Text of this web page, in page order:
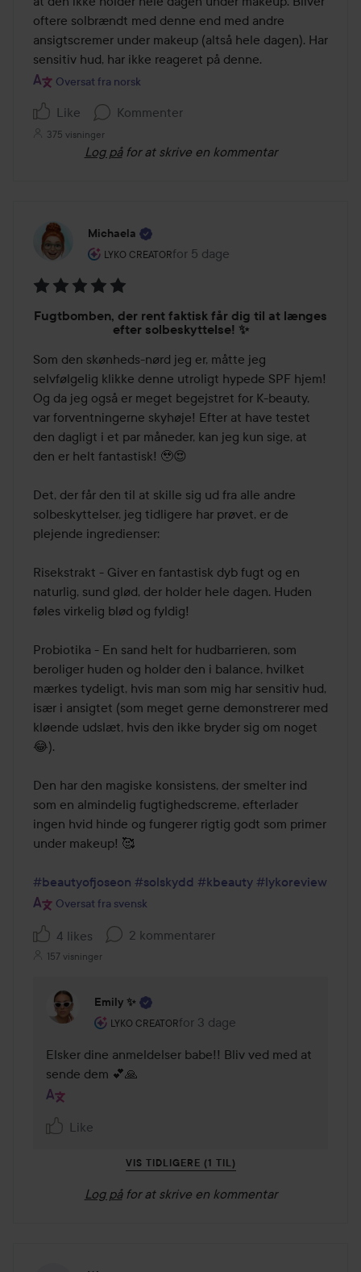
oftere solbrændt med denne end med andre
ansigtscremer under makeup (altså hele dagen). Har
sensitiv hud, har ikke reageret på denne.
Oversat fra norsk
Like Kommenter
375 visninger
Log på for at skrive en kommentar
Michaela
LYKO CREATOR
Brugerens rolle: Lyko Creator.
for 5 dage
Posten blev oprettet for 5 dage
5
af
5
Fugtbomben, der rent faktisk får dig til at længes
efter solbeskyttelse! ✨
Som den skønheds-nørd jeg er, måtte jeg
selvfølgelig klikke denne utroligt hypede SPF hjem!
Og da jeg også er meget begejstret for K-beauty,
var forventningerne skyhøje! Efter at have testet
den dagligt i et par måneder, kan jeg kun sige, at
den er helt fantastisk! 🥹😍
Det, der får den til at skille sig ud fra alle andre
solbeskyttelser, jeg tidligere har prøvet, er de
plejende ingredienser:
Risekstrakt - Giver en fantastisk dyb fugt og en
naturlig, sund glød, der holder hele dagen. Huden
føles virkelig blød og fyldig!
Probiotika - En sand helt for hudbarrieren, som
beroliger huden og holder den i balance, hvilket
mærkes tydeligt, hvis man som mig har sensitiv hud,
især i ansigtet (som meget gerne demonstrerer med
kløende udslæt, hvis den ikke bryder sig om noget
😂).
Den har den magiske konsistens, der smelter ind
som en almindelig fugtighedscreme, efterlader
ingen hvid hinde og fungerer rigtig godt som primer
under makeup! 🥰
#beautyofjoseon #solskydd #kbeauty #lykoreview
Oversat fra svensk
4 likes 2 kommentarer
157 visninger
Emily ✨
LYKO CREATOR
Brugerens rolle: Lyko Creator.
for 3 dage
Kommentaren lades for 3 dage
Elsker dine anmeldelser babe!! Bliv ved med at
sende dem 💕🙏
Like
VIS TIDLIGERE (1 TIL)
Log på for at skrive en kommentar